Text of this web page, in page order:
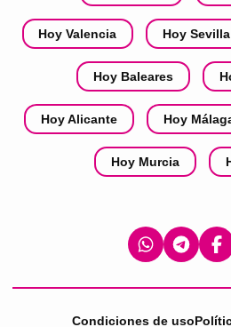
Hoy Valencia Hoy Sevilla
Hoy Baleares
Hoy Alicante Hoy
Hoy Murcia
Condiciones de uso